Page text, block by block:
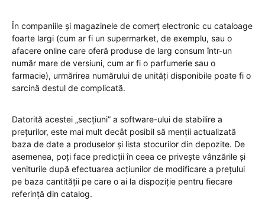
În companiile și magazinele de comerț electronic cu cataloage
foarte largi (cum ar fi un supermarket, de exemplu, sau o
afacere online care oferă produse de larg consum într-un
număr mare de versiuni, cum ar fi o parfumerie sau o
farmacie), urmărirea numărului de unități disponibile poate fi o
sarcină destul de complicată.
Datorită acestei „secțiuni” a software-ului de stabilire a
prețurilor, este mai mult decât posibil să menții actualizată
baza de date a produselor și lista stocurilor din depozite. De
asemenea, poți face predicții în ceea ce privește vânzările și
veniturile după efectuarea acțiunilor de modificare a prețului
pe baza cantității pe care o ai la dispoziție pentru fiecare
referință din catalog.